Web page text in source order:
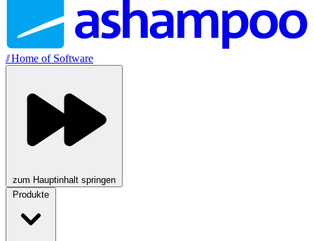
//Home of Software
zum Hauptinhalt springen
Produkte